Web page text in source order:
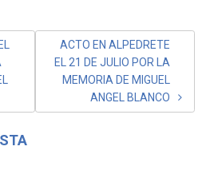
ACTO EN ALPEDRETE
EL 21 DE JULIO POR LA
MEMORIA DE MIGUEL
ANGEL BLANCO